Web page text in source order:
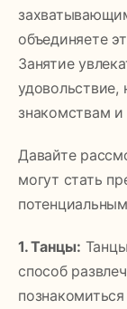
объединяете
Занятие
знакомствам
Давайте
могут стать
1. Танцы:
способ